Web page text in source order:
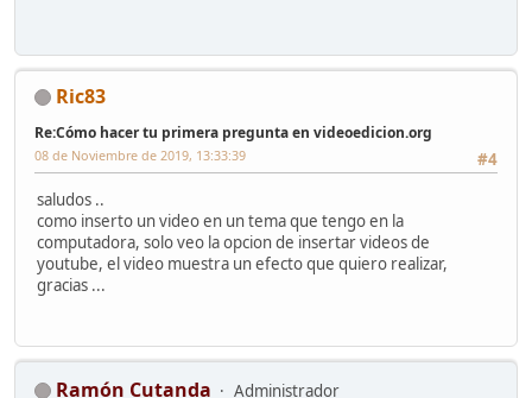
Ric83
Re:Cómo hacer tu primera pregunta en videoedicion.org
#4
08 de Noviembre de 2019, 13:33:39
saludos ..
como inserto un video en un tema que tengo en la
computadora, solo veo la opcion de insertar videos de
youtube, el video muestra un efecto que quiero realizar,
gracias ...
Ramón Cutanda Administrador